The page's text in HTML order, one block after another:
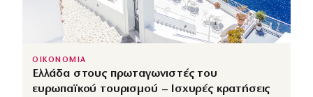
ΟΙΚΟΝΟΜΙΑ
Ελλάδα στους πρωταγωνιστές του
ευρωπαϊκού τουρισμού – Ισχυρές κρατήσεις